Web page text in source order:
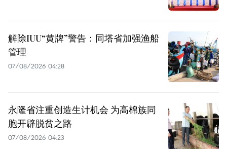
解除IUU“黄牌”警告：同塔省加强渔船
管理
07/08/2026 04:28
永隆省注重创造生计机会 为高棉族同
胞开辟脱贫之路
07/08/2026 04:23